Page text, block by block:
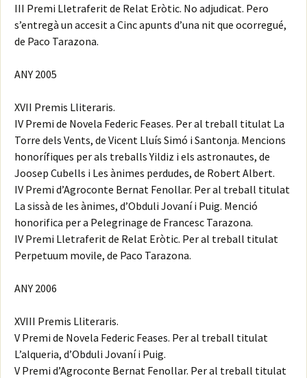
III Premi Lletraferit de Relat Eròtic. No adjudicat. Pero
s’entregà un accesit a Cinc apunts d’una nit que ocorregué,
de Paco Tarazona.
ANY 2005
XVII Premis Lliteraris.
IV Premi de Novela Federic Feases. Per al treball titulat La
Torre dels Vents, de Vicent Lluís Simó i Santonja. Mencions
honorífiques per als treballs Yildiz i els astronautes, de
Joosep Cubells i Les ànimes perdudes, de Robert Albert.
IV Premi d’Agroconte Bernat Fenollar. Per al treball titulat
La sissà de les ànimes, d’Obduli Jovaní i Puig. Menció
honorifica per a Pelegrinage de Francesc Tarazona.
IV Premi Lletraferit de Relat Eròtic. Per al treball titulat
Perpetuum movile, de Paco Tarazona.
ANY 2006
XVIII Premis Lliteraris.
V Premi de Novela Federic Feases. Per al treball titulat
L’alqueria, d’Obduli Jovaní i Puig.
V Premi d’Agroconte Bernat Fenollar. Per al treball titulat